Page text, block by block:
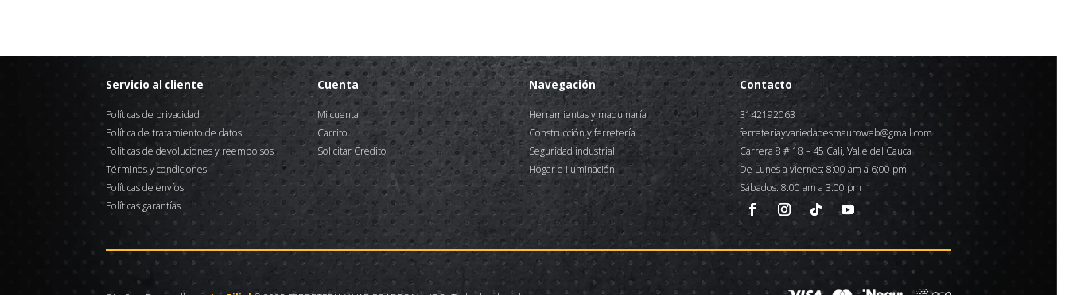
Servicio al cliente
Políticas de privacidad
Política de tratamiento de datos
Políticas de devoluciones y reembolsos
Términos y condiciones
Políticas de envíos
Políticas garantías
Cuenta
Mi cuenta
Carrito
Solicitar Crédito
Navegación
Herramientas y maquinaría
Construcción y ferretería
Seguridad industrial
Hogar e iluminación
Contacto
3142192063
ferreteriayvariedadesmauroweb@gmail.com
Carrera 8 # 18 – 45 Cali, Valle del Cauca
De Lunes a viernes: 8:00 am a 6:00 pm
Sábados: 8:00 am a 3:00 pm